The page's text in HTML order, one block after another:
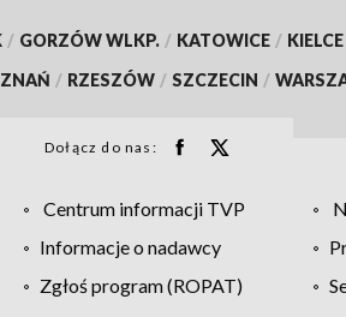
/ GORZÓW WLKP. / KATOWICE / KIELCE
/ RZESZÓW / SZCZECIN /
Dołącz do nas:
Centrum informacji TVP
Informacje o nadawcy
Zgłoś program (ROPAT)